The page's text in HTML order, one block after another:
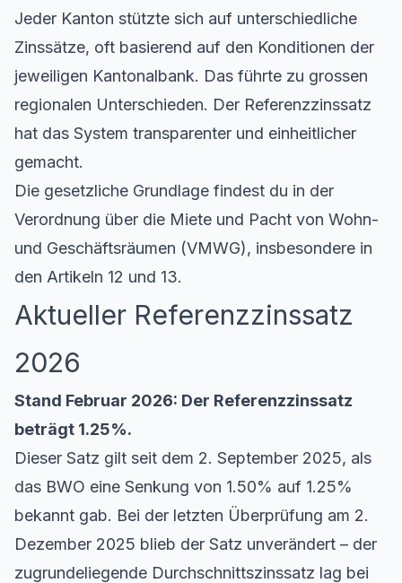
Jeder Kanton stützte sich auf unterschiedliche
Zinssätze, oft basierend auf den Konditionen der
jeweiligen Kantonalbank. Das führte zu grossen
regionalen Unterschieden. Der Referenzzinssatz
hat das System transparenter und einheitlicher
gemacht.
Die gesetzliche Grundlage findest du in der
Verordnung über die Miete und Pacht von Wohn-
und Geschäftsräumen (VMWG), insbesondere in
den Artikeln 12 und 13.
Aktueller Referenzzinssatz
2026
Stand Februar 2026: Der Referenzzinssatz
beträgt 1.25%.
Dieser Satz gilt seit dem 2. September 2025, als
das BWO eine Senkung von 1.50% auf 1.25%
bekannt gab. Bei der letzten Überprüfung am 2.
Dezember 2025 blieb der Satz unverändert – der
zugrundeliegende Durchschnittszinssatz lag bei